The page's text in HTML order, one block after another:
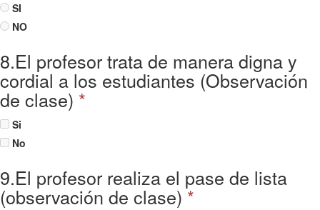
SI
NO
8.El profesor trata de manera digna y
cordial a los estudiantes (Observación
de clase) *
Si
No
9.El profesor realiza el pase de lista
(observación de clase) *